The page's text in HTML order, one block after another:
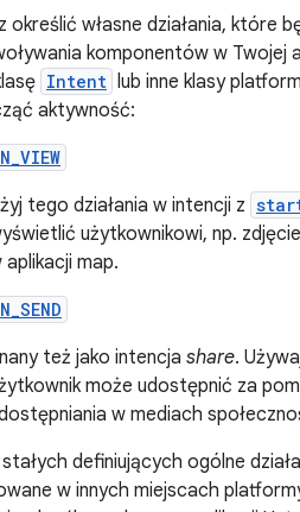
określić własne działania, które
komponentów w Twojej
Intent lub inne klasy
aktywność:
tego działania w intencji z
użytkownikowi, np.
aplikacji map.
też jako intencja share.
może udostępnić za
w mediach
definiujących ogólne
w innych miejscach